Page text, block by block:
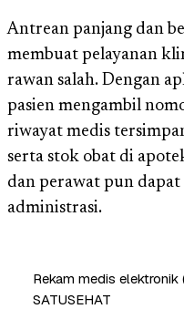
Antrean panjang dan
membuat pelayanan
rawan salah. Dengan
pasien mengambil
riwayat medis
serta stok obat di
dan perawat pun
administrasi.
Rekam medis elektronik
SATUSEHAT